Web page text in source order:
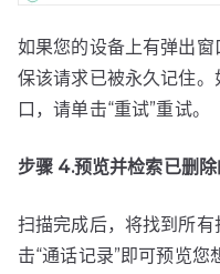
如果您的设备上有弹出窗
保该请求已被永久记住
口，请单击“重试”重试。
步骤 4.预览并检索已删
扫描完成后，将找到所
击“通话记录”即可预览